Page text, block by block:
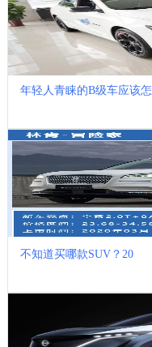
年轻人青睐的B级车应该怎
不知道买哪款SUV？20